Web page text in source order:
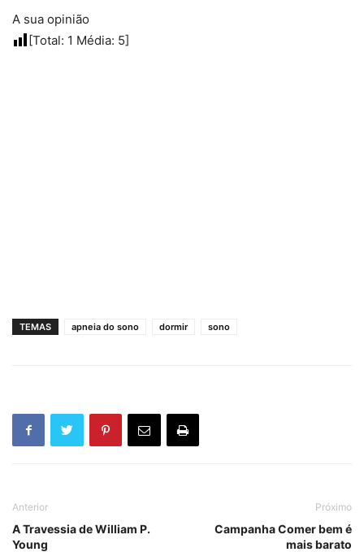
A sua opinião
[Total: 1 Média: 5]
TEMAS apneia do sono dormir sono
Anterior
A Travessia de William P.
Young
Próximo
Campanha Comer bem é
mais barato